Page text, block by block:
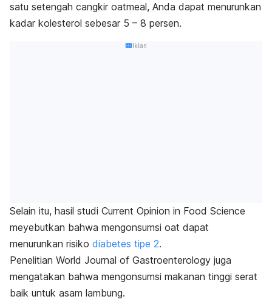
satu setengah cangkir oatmeal, Anda dapat menurunkan
kadar kolesterol sebesar 5 – 8 persen.
Iklan
Selain itu, hasil studi Current Opinion in Food Science
meyebutkan bahwa mengonsumsi oat dapat
menurunkan risiko diabetes tipe 2.
Penelitian World Journal of Gastroenterology juga
mengatakan bahwa mengonsumsi makanan tinggi serat
baik untuk asam lambung.